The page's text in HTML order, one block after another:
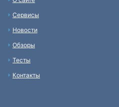
Сервисы
Новости
Обзоры
Тесты
Контакты